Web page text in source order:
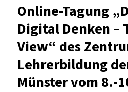
Online-Tagung
Digital Denken –
View“ des
Lehrerbildung
Münster vom 8.-